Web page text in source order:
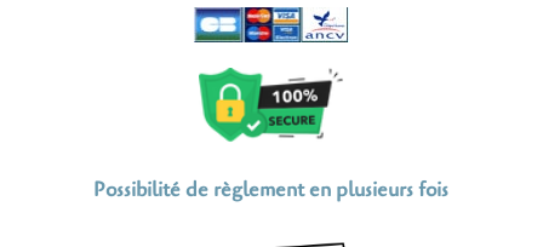
Possibilité de règlement en plusieurs fois